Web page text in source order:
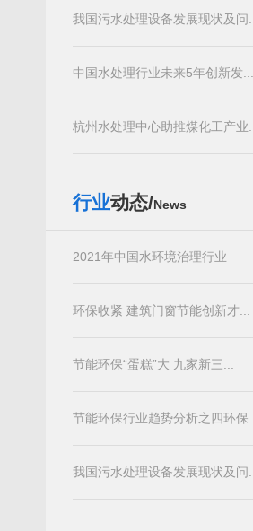
我国污水处理设备发展现状及问...
中国水处理行业未来5年创新发...
杭州水处理中心助推煤化工产业...
行业动态/News
2021年中国水环境治理行业
环保收紧 建筑门窗节能创新才...
节能环保“蛋糕”大 九家新三...
节能环保行业趋势分析之四环保...
我国污水处理设备发展现状及问...